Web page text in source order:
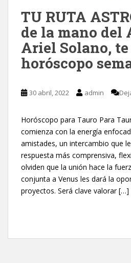
TU RUTA
de la mano del
Ariel Solano,
horóscopo
30 abril, 2022 admin
Horóscopo para Tauro Para
comienza con la energía
amistades, un intercambio que
respuesta más comprensiva,
olviden que la unión hace la
conjunta a Venus les dará la
proyectos. Será clave valorar […]